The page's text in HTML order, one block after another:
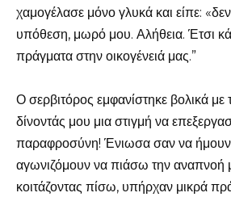
χαμογέλασε μόνο γλυκά και είπε: «δεν
υπόθεση, μωρό μου. Αλήθεια. Έτσι
πράγματα στην οικογένειά μας.”
Ο σερβιτόρος εμφανίστηκε βολικά με
δίνοντάς μου μια στιγμή να
παραφροσύνη! Ένιωσα σαν να ήμουν
αγωνιζόμουν να πιάσω την αναπνοή
κοιτάζοντας πίσω, υπήρχαν μικρά